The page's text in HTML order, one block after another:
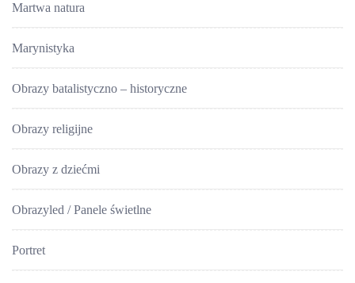
Martwa natura
Marynistyka
Obrazy batalistyczno – historyczne
Obrazy religijne
Obrazy z dziećmi
Obrazyled / Panele świetlne
Portret